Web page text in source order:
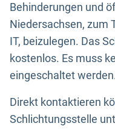
Behinderungen und
Niedersachsen, zum
IT, beizulegen. Das
kostenlos. Es muss
eingeschaltet werden.
Direkt kontaktieren
Schlichtungsstelle